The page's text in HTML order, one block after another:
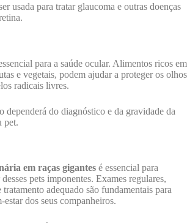
usada para tratar glaucoma e outras doenças
para a saúde ocular. Alimentos ricos em
e vegetais, podem ajudar a proteger os olhos
radicais livres.
dependerá do diagnóstico e da gravidade da
pet.
em raças gigantes é essencial para
pets imponentes. Exames regulares,
adequado são fundamentais para
dos seus companheiros.